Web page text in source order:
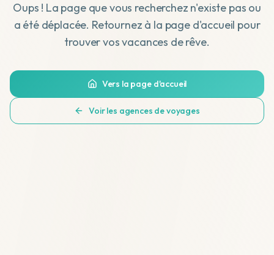
Oups ! La page que vous recherchez n'existe pas ou
a été déplacée. Retournez à la page d'accueil pour
trouver vos vacances de rêve.
Vers la page d'accueil
Voir les agences de voyages